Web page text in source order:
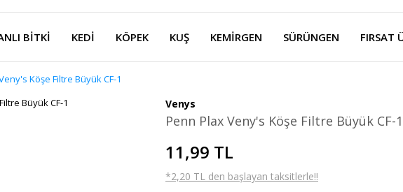
BİTKİ KEDİ KÖPEK KUŞ KEMİRGEN SÜRÜNGEN FIRSAT
Köşe Filtre Büyük CF-1
Venys
Penn Plax Veny's Köşe Filtre Büyük CF-1
11,99 TL
*2,20 TL den başlayan taksitlerle!!